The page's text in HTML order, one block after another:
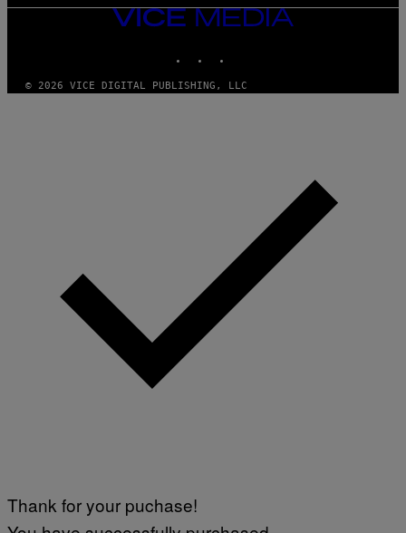
VICE
MEDIA
© 2026 VICE DIGITAL PUBLISHING, LLC
Thank for your puchase!